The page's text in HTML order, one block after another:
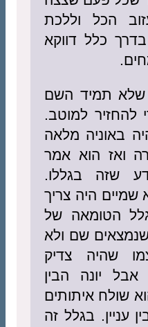
הכל וללכת
כלל דווקא
שלא תמיד השם
להחזיר למוטב.
באוניה מלאה
ואז הוא אמר
שזה בגללו.
שמיים היה צריך
הטומאה של
שם ולא
שהיה צדיק
יונה הבין
שולח איתותים
עניין. בגלל זה